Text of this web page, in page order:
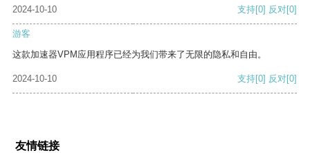
2024-10-10 支持[0] 反对[0]
游客
这款加速器VPM应用程序已经为我们带来了无限的隐私和自由。
2024-10-10 支持[0] 反对[0]
友情链接